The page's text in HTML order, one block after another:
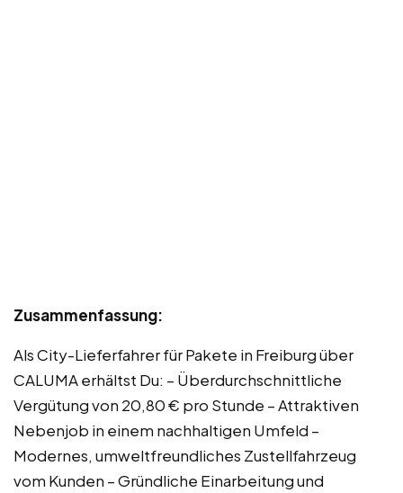
Zusammenfassung:
Als City-Lieferfahrer für Pakete in Freiburg über
CALUMA erhältst Du: – Überdurchschnittliche
Vergütung von 20,80 € pro Stunde – Attraktiven
Nebenjob in einem nachhaltigen Umfeld –
Modernes, umweltfreundliches Zustellfahrzeug
vom Kunden – Gründliche Einarbeitung und